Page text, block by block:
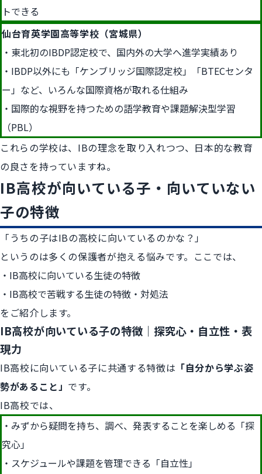
トできる
仙台育英学園高等学校（宮城県）
東北初のIBDP認定校で、国内外の大学へ進学実績あり
IBDP以外にも「ケンブリッジ国際認定校」「BTECセンタ
ー」など、いろんな国際資格が取れる仕組み
国際的な視野を持つための語学教育や課題解決型学習
（PBL）
これらの学校は、IBの理念を取り入れつつ、日本的な教育
の良さを持っていますね。
IB高校が向いている子・向いていない
子の特徴
「うちの子はIBの高校に向いているのかな？」
というのは多くの保護者が抱える悩みです。ここでは、
IB高校に向いている生徒の特徴
IB高校で苦戦する生徒の特徴・対処法
をご紹介します。
IB高校が向いている子の特徴｜探究心・自立性・表
現力
IB高校に向いている子に共通する特徴は 「自分から学ぶ姿
勢があること」 です。
IB高校では、
みずから疑問を持ち、調べ、発表することを楽しめる「探
究心」
スケジュールや課題を管理できる「自立性」